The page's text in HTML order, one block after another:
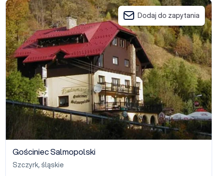
Gościniec Salmopolski
Dodaj do zapytania
Gościniec Salmopolski
Szczyrk, śląskie